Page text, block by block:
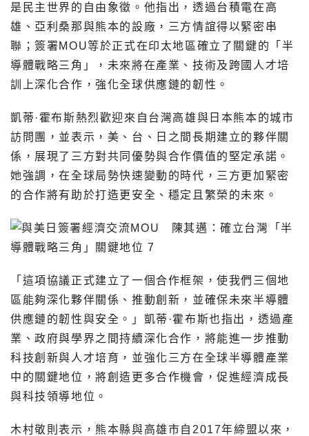
是民主世界的自由象徵。他指出，透過台積電在高
雄、亞利桑那與熊本的設廠，三方情誼得以緊密串
聯；簽署MOU等於正式在印太地區確立了關鍵的「半
導體戰略三角」，未來將在產業、技術及跨國人才培
訓上深化合作，強化全球供應鏈的韌性。
凱蒂·霍布斯熱烈歡迎來自台灣高雄與日本熊本的城市
訪問團，並表示，美、台、日之間長期建立的夥伴關
係，展現了三方對共同優勢與合作價值的堅定承諾。
她強調，在全球局勢快速變動的時代，三方更加緊密
的合作將有助於打造更安全、穩定且繁榮的未來。
「這項協議正式建立了一個合作框架，使我們三個地
區能夠深化夥伴關係、推動創新，並確保未來半導體
供應鏈的韌性與安全。」凱蒂·霍布斯也指出，透過產
業、政府與學界之間持續深化合作，將能進一步推動
科技創新與人才培育，並強化三方在全球半導體產業
中的關鍵地位，將創造更多合作機會，促進經濟成長
與科技領導地位。
木村敬則表示，熊本縣與高雄市自2017年締盟以來，